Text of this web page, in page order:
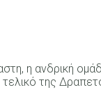
η ανδρική
τελικό της